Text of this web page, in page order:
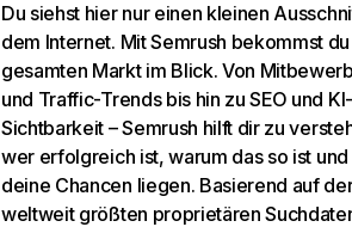
Du siehst hier nur einen kleinen
dem Internet. Mit Semrush bekommst
gesamten Markt im Blick. Von
und Traffic-Trends bis hin zu SEO und KI-
Sichtbarkeit – Semrush hilft dir zu
wer erfolgreich ist, warum das so ist
deine Chancen liegen. Basierend auf
weltweit größten proprietären